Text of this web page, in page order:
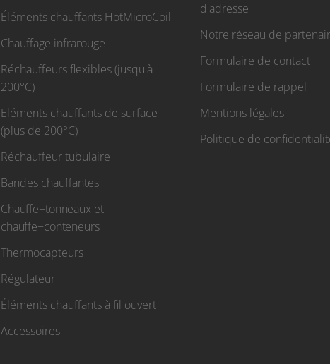
Éléments chauffants HotMicroCoil
Chauffage infrarouge
Réchauffeurs flexibles (jusqu'à
200°C)
Eléments chauffants de surface
(plus de 200°C)
Réchauffeur tubulaire
Bandes chauffantes
Chauffe−tonneaux et
chauffe−conteneurs
Thermocapteurs
Régulateur
Éléments chauffants à fil ouvert
Accessoires
d'adresse
Notre réseau de
Formulaire de contact
Formulaire de rappel
Mentions légales
Politique de